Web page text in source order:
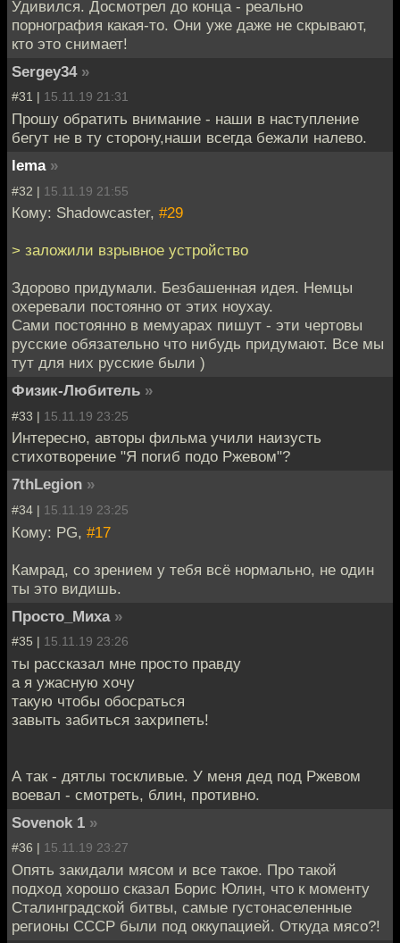
Удивился. Досмотрел до конца - реально
порнография какая-то. Они уже даже не скрывают,
кто это снимает!
Sergey34 »
#31 | 15.11.19 21:31
Прошу обратить внимание - наши в наступление
бегут не в ту сторону,наши всегда бежали налево.
lema »
#32 | 15.11.19 21:55
Кому: Shadowcaster, #29
> заложили взрывное устройство
Здорово придумали. Безбашенная идея. Немцы
охеревали постоянно от этих ноухау.
Сами постоянно в мемуарах пишут - эти чертовы
русские обязательно что нибудь придумают. Все мы
тут для них русские были )
Физик-Любитель »
#33 | 15.11.19 23:25
Интересно, авторы фильма учили наизусть
стихотворение "Я погиб подо Ржевом"?
7thLegion »
#34 | 15.11.19 23:25
Кому: PG, #17
Камрад, со зрением у тебя всё нормально, не один
ты это видишь.
Просто_Миха »
#35 | 15.11.19 23:26
ты рассказал мне просто правду
а я ужасную хочу
такую чтобы обосраться
завыть забиться захрипеть!
А так - дятлы тоскливые. У меня дед под Ржевом
воевал - смотреть, блин, противно.
Sovenok 1 »
#36 | 15.11.19 23:27
Опять закидали мясом и все такое. Про такой
подход хорошо сказал Борис Юлин, что к моменту
Сталинградской битвы, самые густонаселенные
регионы СССР были под оккупацией. Откуда мясо?!